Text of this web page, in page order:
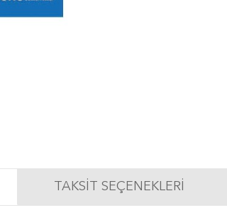
TAKSIT SEÇENEKLERI